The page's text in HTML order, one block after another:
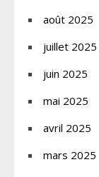
août 2025
juillet 2025
juin 2025
mai 2025
avril 2025
mars 2025